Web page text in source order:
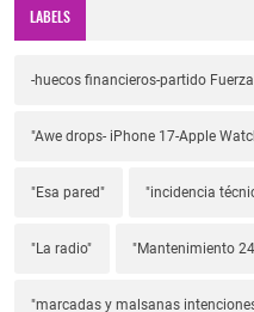
LABELS
-huecos financieros-partido
"Awe drops- iPhone 17-Apple
"Esa pared" "incidencia
"La radio" "Mantenimiento
"marcadas y malsanas